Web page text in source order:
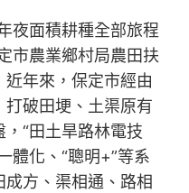
夜面積耕種全部旅程
市農業鄉村局農田扶
年來，保定市經由
破田埂、土渠原有
“田土旱路林電技
體化、“聰明+”等系
方、渠相通、路相